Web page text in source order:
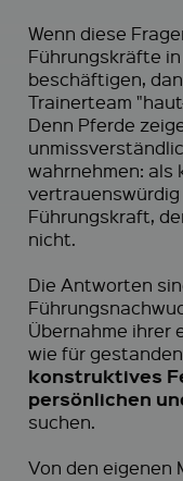
Wenn diese
Führungskräfte
beschäftigen,
Trainerteam
Denn Pferde
wahrnehmen: als
Führungskraft,
nicht.
Die Antworten
Übernahme ihrer
wie für
konstruktives
persönlichen
suchen.
Von den eigenen